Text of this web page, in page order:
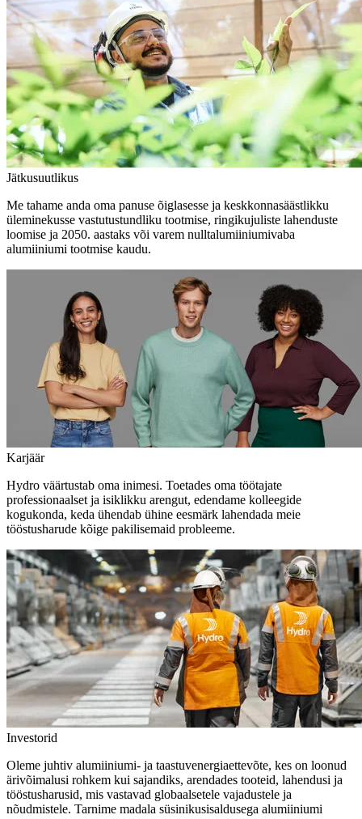
Jätkusuutlikus
Me tahame anda oma panuse õiglasesse ja keskkonnasäästlikku
üleminekusse vastutustundliku tootmise, ringikujuliste lahenduste
loomise ja 2050. aastaks või varem nulltalumiiniumivaba
alumiiniumi tootmise kaudu.
Karjäär
Hydro väärtustab oma inimesi. Toetades oma töötajate
professionaalset ja isiklikku arengut, edendame kolleegide
kogukonda, keda ühendab ühine eesmärk lahendada meie
tööstusharude kõige pakilisemaid probleeme.
Investorid
Oleme juhtiv alumiiniumi- ja taastuvenergiaettevõte, kes on loonud
ärivõimalusi rohkem kui sajandiks, arendades tooteid, lahendusi ja
tööstusharusid, mis vastavad globaalsetele vajadustele ja
nõudmistele. Tarnime madala süsinikusisaldusega alumiiniumi